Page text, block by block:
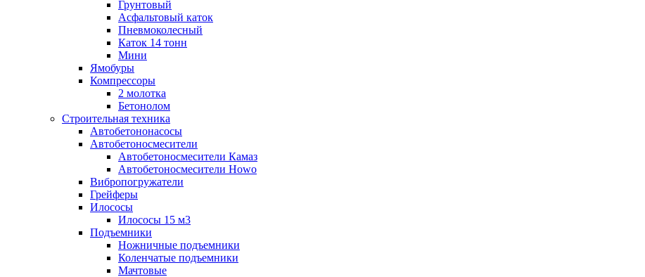
Грунтовый
Асфальтовый каток
Пневмоколесный
Каток 14 тонн
Мини
Ямобуры
Компрессоры
2 молотка
Бетонолом
Строительная техника
Автобетононасосы
Автобетоносмесители
Автобетоносмесители Камаз
Автобетоносмесители Howo
Вибропогружатели
Грейферы
Илососы
Илососы 15 м3
Подъемники
Ножничные подъемники
Коленчатые подъемники
Мачтовые